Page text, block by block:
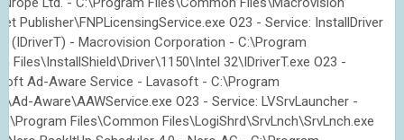
Publisher\FNPLicensingService.exe O23 - Service: InstallDriver
(IDriverT) - Macrovision Corporation - C:\Program
Files\InstallShield\Driver\1150\Intel 32\IDriverT.exe O23 -
Ad-Aware Service - Lavasoft - C:\Program
Aware\AAWService.exe O23 - Service: LVSrvLauncher -
Files\Common Files\LogiShrd\SrvLnch\SrvLnch.exe